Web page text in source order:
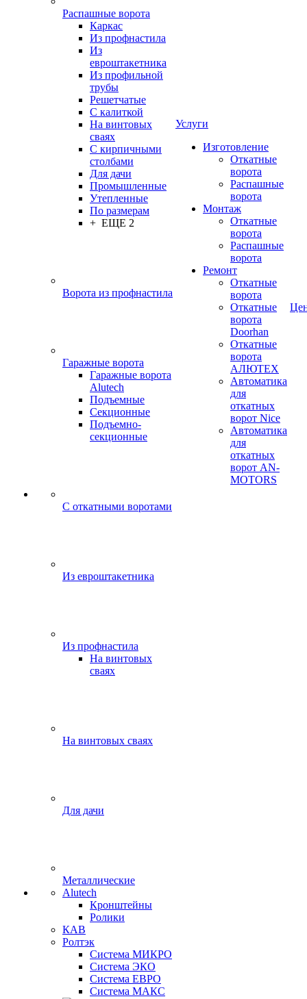
Распашные ворота
Каркас
Из профнастила
Из
евроштакетника
Из профильной
трубы
Решетчатые
С калиткой
На винтовых
сваях
С кирпичными
столбами
Для дачи
Промышленные
Утепленные
По размерам
+ ЕЩЕ 2
Ворота из профнастила
Гаражные ворота
Гаражные ворота
Alutech
Подъемные
Секционные
Подъемно-
секционные
C откатными воротами
Из евроштакетника
Из профнастила
На винтовых
сваях
На винтовых сваях
Для дачи
Металлические
Alutech
Кронштейны
Ролики
КАВ
Ролтэк
Система МИКРО
Система ЭКО
Система ЕВРО
Система МАКС
Услуги
Изготовление
Откатные
ворота
Распашные
ворота
Монтаж
Откатные
ворота
Распашные
ворота
Ремонт
Откатные
ворота
Откатные
ворота
Doorhan
Откатные
ворота
АЛЮТЕХ
Автоматика
для
откатных
ворот Nice
Автоматика
для
откатных
ворот AN-
MOTORS